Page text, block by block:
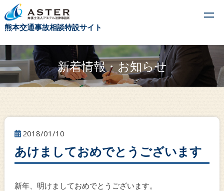
t
g
g
e
a
熊本交通事故相談特設サイト
新着情報・お知らせ
2018/01/10
あけましておめでとうございます
新年、明けましておめでとうございます。